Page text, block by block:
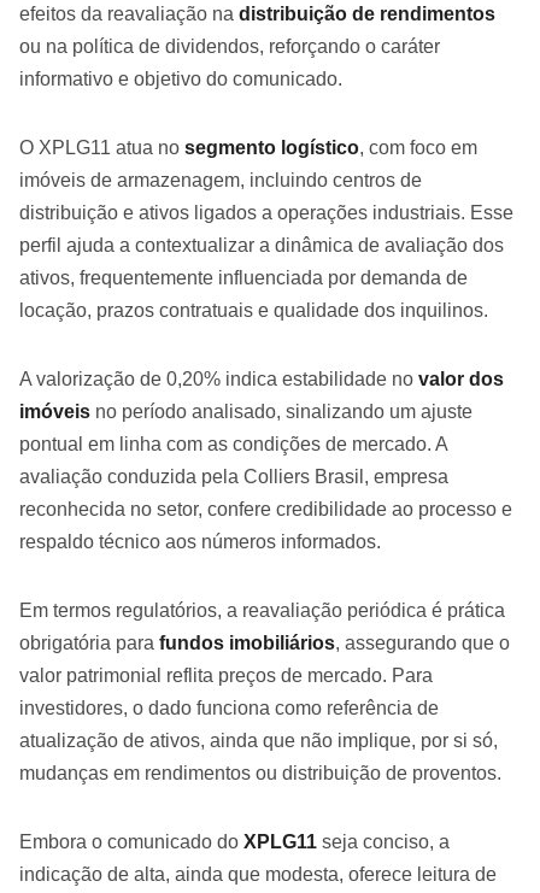
efeitos da reavaliação na distribuição de rendimentos
ou na política de dividendos, reforçando o caráter
informativo e objetivo do comunicado.
O XPLG11 atua no segmento logístico, com foco em
imóveis de armazenagem, incluindo centros de
distribuição e ativos ligados a operações industriais. Esse
perfil ajuda a contextualizar a dinâmica de avaliação dos
ativos, frequentemente influenciada por demanda de
locação, prazos contratuais e qualidade dos inquilinos.
A valorização de 0,20% indica estabilidade no valor dos
imóveis no período analisado, sinalizando um ajuste
pontual em linha com as condições de mercado. A
avaliação conduzida pela Colliers Brasil, empresa
reconhecida no setor, confere credibilidade ao processo e
respaldo técnico aos números informados.
Em termos regulatórios, a reavaliação periódica é prática
obrigatória para fundos imobiliários, assegurando que o
valor patrimonial reflita preços de mercado. Para
investidores, o dado funciona como referência de
atualização de ativos, ainda que não implique, por si só,
mudanças em rendimentos ou distribuição de proventos.
Embora o comunicado do XPLG11 seja conciso, a
indicação de alta, ainda que modesta, oferece leitura de